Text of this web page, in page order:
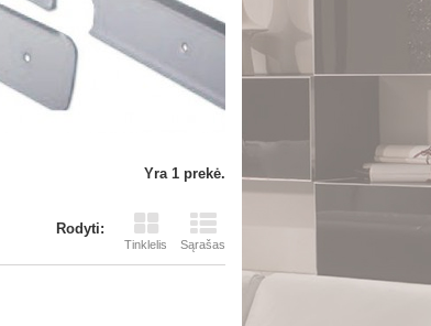
Yra 1 prekė.
Rodyti:
Tinklelis Sąrašas